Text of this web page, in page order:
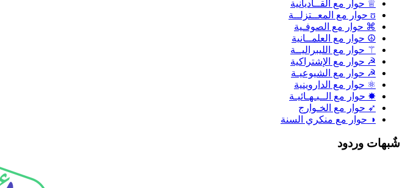
♕ حوار مع القــاديانية
ʊ حوار مع المعــتزلــة
⌘ حوار مع الصوفـية
☮ حوار مع العلمــانية
⚚ حوار مع الليبراليــة
☭ حوار مع الإشتراكية
☭ حوار مع الشيوعيـة
⚛ حوار مع الداروينية
✸ حوار مع الــبـهـائيـة
➶ حوار مع الخـوارج
◑ حوار مع منكري السنة
شٌبهات وردود